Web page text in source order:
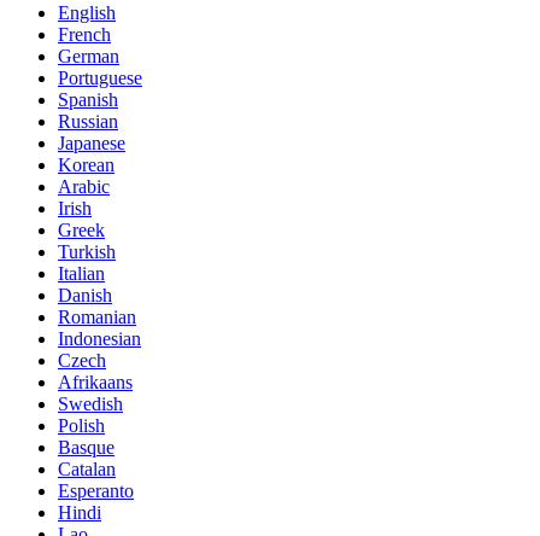
English
French
German
Portuguese
Spanish
Russian
Japanese
Korean
Arabic
Irish
Greek
Turkish
Italian
Danish
Romanian
Indonesian
Czech
Afrikaans
Swedish
Polish
Basque
Catalan
Esperanto
Hindi